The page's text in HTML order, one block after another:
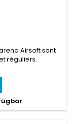
Airsoft sont
réguliers.